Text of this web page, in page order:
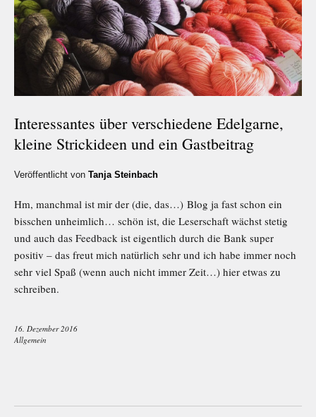
Interessantes über verschiedene Edelgarne,
kleine Strickideen und ein Gastbeitrag
Veröffentlicht von Tanja Steinbach
Hm, manchmal ist mir der (die, das…) Blog ja fast schon ein
bisschen unheimlich… schön ist, die Leserschaft wächst stetig
und auch das Feedback ist eigentlich durch die Bank super
positiv – das freut mich natürlich sehr und ich habe immer noch
sehr viel Spaß (wenn auch nicht immer Zeit…) hier etwas zu
schreiben.
16. Dezember 2016
Allgemein